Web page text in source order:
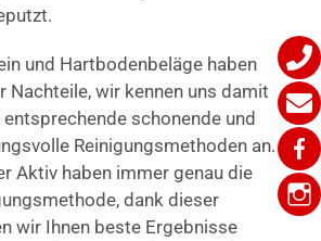
und Hartbodenbeläge haben
Nachteile, wir kennen uns damit
schonende und
Reinigungsmethoden an.
Aktiv haben immer genau die
dank dieser
wir Ihnen beste Ergebnisse